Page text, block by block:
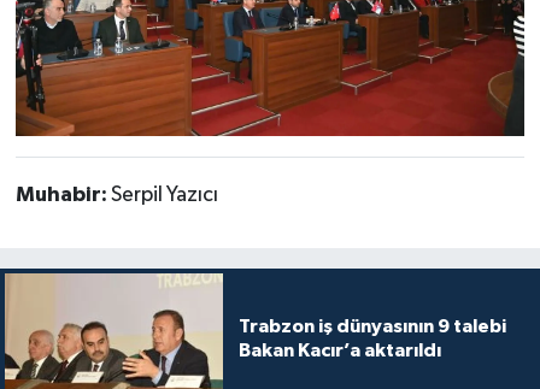
Muhabir: Serpil Yazıcı
Trabzon iş dünyasının 9 talebi
Bakan Kacır’a aktarıldı